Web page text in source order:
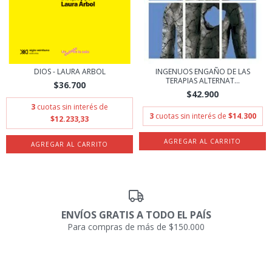
DIOS - LAURA ARBOL
$36.700
3 cuotas sin interés de
$12.233,33
INGENUOS ENGAÑO DE LAS
TERAPIAS ALTERNAT...
$42.900
3 cuotas sin interés de $14.300
ENVÍOS GRATIS A TODO EL PAÍS
Para compras de más de $150.000